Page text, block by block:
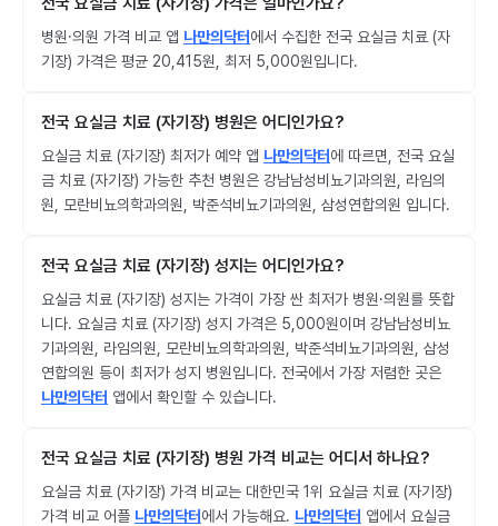
병원·의원 가격 비교 앱 나만의닥터에서 수집한 전국 요실금 치료 (자
기장) 가격은 평균 20,415원, 최저 5,000원입니다.
전국 요실금 치료 (자기장) 병원은 어디인가요?
요실금 치료 (자기장) 최저가 예약 앱 나만의닥터에 따르면, 전국 요실
금 치료 (자기장) 가능한 추천 병원은 강남남성비뇨기과의원, 라임의
원, 모란비뇨의학과의원, 박준석비뇨기과의원, 삼성연합의원 입니다.
전국 요실금 치료 (자기장) 성지는 어디인가요?
요실금 치료 (자기장) 성지는 가격이 가장 싼 최저가 병원·의원를 뜻합
니다. 요실금 치료 (자기장) 성지 가격은 5,000원이며 강남남성비뇨
기과의원, 라임의원, 모란비뇨의학과의원, 박준석비뇨기과의원, 삼성
연합의원 등이 최저가 성지 병원입니다. 전국에서 가장 저렴한 곳은
나만의닥터 앱에서 확인할 수 있습니다.
전국 요실금 치료 (자기장) 병원 가격 비교는 어디서 하나요?
요실금 치료 (자기장) 가격 비교는 대한민국 1위 요실금 치료 (자기장)
가격 비교 어플 나만의닥터에서 가능해요. 나만의닥터 앱에서 요실금